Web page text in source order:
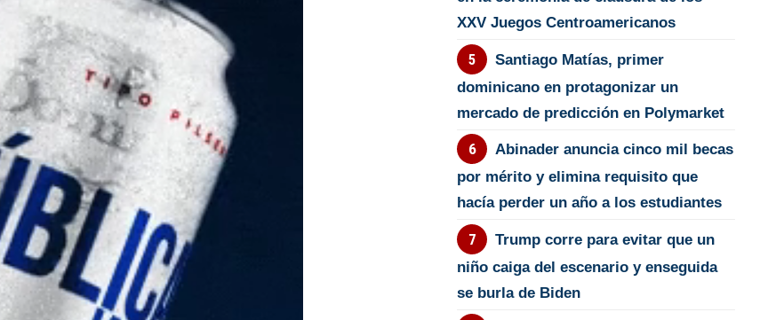
XXV Juegos Centroamericanos
Santiago Matías, primer
dominicano en protagonizar un
mercado de predicción en Polymarket
Abinader anuncia cinco mil becas
por mérito y elimina requisito que
hacía perder un año a los estudiantes
Trump corre para evitar que un
niño caiga del escenario y enseguida
se burla de Biden